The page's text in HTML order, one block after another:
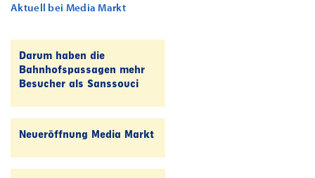
Aktuell bei Media Markt
Darum haben die
Bahnhofspassagen mehr
Besucher als Sanssouci
Neueröffnung Media Markt